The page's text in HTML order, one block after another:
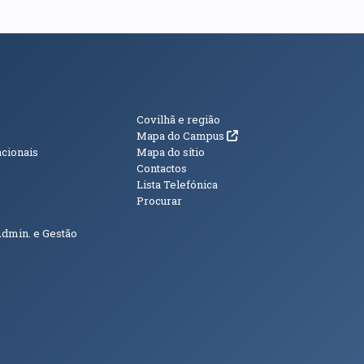
e Gestão
Informações
Covilhã e região
Mapa do Campus (abre em nova janela)
Mapa do sítio
Contactos
Lista Telefónica
Procurar